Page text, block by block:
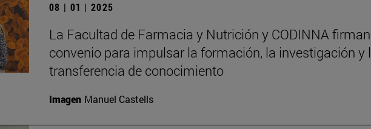
08 | 01 | 2025
La Facultad de Farmacia y Nutrición y CODINNA
convenio para impulsar la formación, la investigación y
transferencia de conocimiento
Imagen Manuel Castells